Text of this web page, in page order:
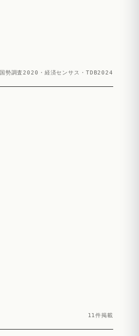
国勢調査2020・経済センサス・TDB2024
11件掲載